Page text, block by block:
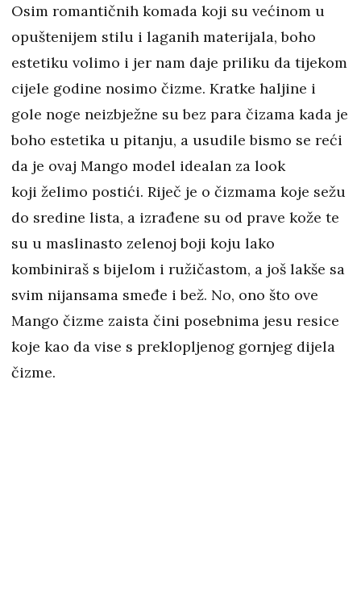
Osim romantičnih komada koji su većinom u
opuštenijem stilu i laganih materijala, boho
estetiku volimo i jer nam daje priliku da tijekom
cijele godine nosimo čizme. Kratke haljine i
gole noge neizbježne su bez para čizama kada je
boho estetika u pitanju, a usudile bismo se reći
da je ovaj Mango model idealan za look
koji želimo postići. Riječ je o čizmama koje sežu
do sredine lista, a izrađene su od prave kože te
su u maslinasto zelenoj boji koju lako
kombiniraš s bijelom i ružičastom, a još lakše sa
svim nijansama smeđe i bež. No, ono što ove
Mango čizme zaista čini posebnima jesu resice
koje kao da vise s preklopljenog gornjeg dijela
čizme.